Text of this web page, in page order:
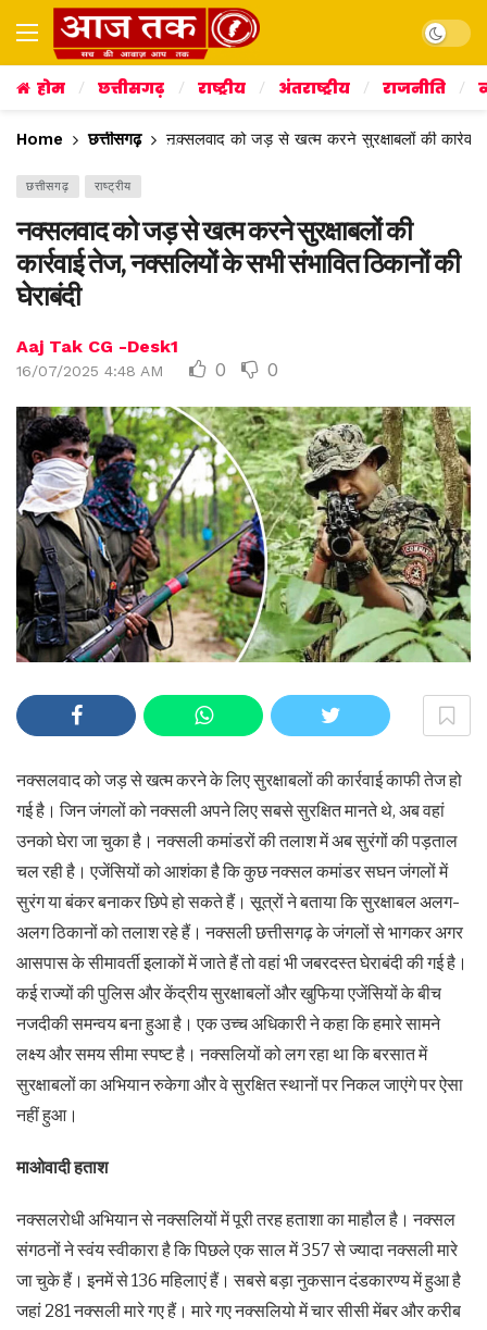
Dark
होम छत्तीसगढ़ राष्ट्रीय अंतराष्ट्रीय राजनीति
Home छत्तीसगढ़ नक्सलवाद को जड़ से खत्म करने सुरक्षाबलों की
छत्तीसगढ़ राष्ट्रीय
नक्सलवाद को जड़ से खत्म करने सुरक्षाबलों की
कार्रवाई तेज, नक्सलियों के सभी संभावित ठिकानों की
घेराबंदी
Aaj Tak CG -Desk1
16/07/2025 4:48 AM 0 0
नक्सलवाद को जड़ से खत्म करने के लिए सुरक्षाबलों की कार्रवाई काफी तेज हो
गई है। जिन जंगलों को नक्सली अपने लिए सबसे सुरक्षित मानते थे, अब वहां
उनको घेरा जा चुका है। नक्सली कमांडरों की तलाश में अब सुरंगों की पड़ताल
चल रही है। एजेंसियों को आशंका है कि कुछ नक्सल कमांडर सघन जंगलों में
सुरंग या बंकर बनाकर छिपे हो सकते हैं। सूत्रों ने बताया कि सुरक्षाबल अलग-
अलग ठिकानों को तलाश रहे हैं। नक्सली छत्तीसगढ़ के जंगलों से भागकर अगर
आसपास के सीमावर्ती इलाकों में जाते हैं तो वहां भी जबरदस्त घेराबंदी की गई है।
कई राज्यों की पुलिस और केंद्रीय सुरक्षाबलों और खुफिया एजेंसियों के बीच
नजदीकी समन्वय बना हुआ है। एक उच्च अधिकारी ने कहा कि हमारे सामने
लक्ष्य और समय सीमा स्पष्ट है। नक्सलियों को लग रहा था कि बरसात में
सुरक्षाबलों का अभियान रुकेगा और वे सुरक्षित स्थानों पर निकल जाएंगे पर ऐसा
नहीं हुआ।
माओवादी हताश
नक्सलरोधी अभियान से नक्सलियों में पूरी तरह हताशा का माहौल है। नक्सल
संगठनों ने स्वंय स्वीकारा है कि पिछले एक साल में 357 से ज्यादा नक्सली मारे
जा चुके हैं। इनमें से 136 महिलाएं हैं। सबसे बड़ा नुकसान दंडकारण्य में हुआ है
जहां 281 नक्सली मारे गए हैं। मारे गए नक्सलियो में चार सीसी मेंबर और करीब